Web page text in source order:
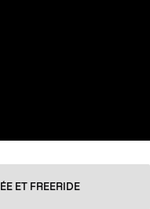
ET FREERIDE